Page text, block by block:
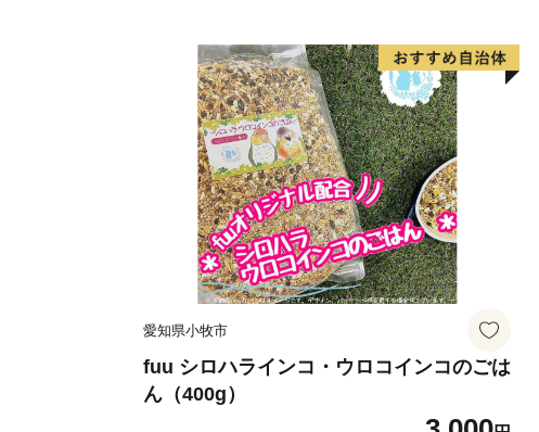
愛知県小牧市
fuu シロハラインコ・ウロコインコのごは
ん（400g）